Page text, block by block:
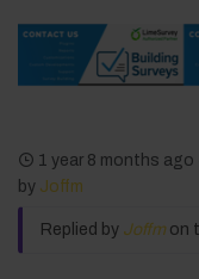
1 year 8 months ago
by Joffm
Replied by Joffm on